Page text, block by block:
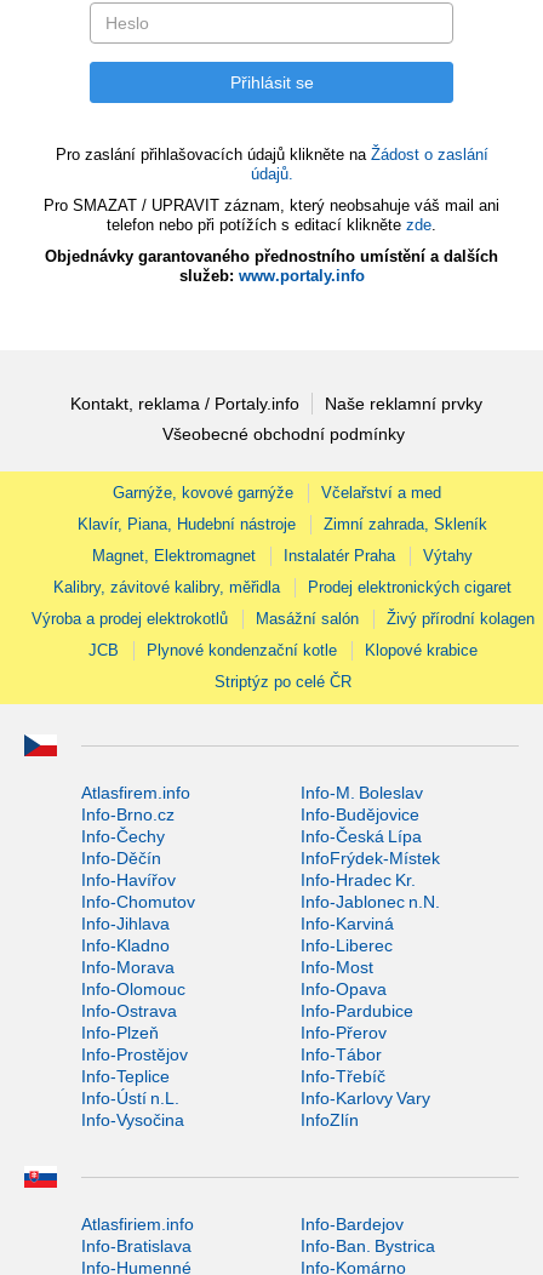
Pro zaslání přihlašovacích údajů klikněte na Žádost o zaslání
údajů.
Pro SMAZAT / UPRAVIT záznam, který neobsahuje váš mail ani
telefon nebo při potížích s editací klikněte zde.
Objednávky garantovaného přednostního umístění a dalších
služeb: www.portaly.info
Kontakt, reklama / Portaly.info
Naše reklamní prvky
Všeobecné obchodní podmínky
Garnýže, kovové garnýže
Včelařství a med
Klavír, Piana, Hudební nástroje
Zimní zahrada, Skleník
Magnet, Elektromagnet
Instalatér Praha
Výtahy
Kalibry, závitové kalibry, měřidla
Prodej elektronických cigaret
Výroba a prodej elektrokotlů
Masážní salón
Živý přírodní kolagen
JCB
Plynové kondenzační kotle
Klopové krabice
Striptýz po celé ČR
Atlasfirem.info
Info-M. Boleslav
Info-Brno.cz
Info-Budějovice
Info-Čechy
Info-Česká Lípa
Info-Děčín
InfoFrýdek-Místek
Info-Havířov
Info-Hradec Kr.
Info-Chomutov
Info-Jablonec n.N.
Info-Jihlava
Info-Karviná
Info-Kladno
Info-Liberec
Info-Morava
Info-Most
Info-Olomouc
Info-Opava
Info-Ostrava
Info-Pardubice
Info-Plzeň
Info-Přerov
Info-Prostějov
Info-Tábor
Info-Teplice
Info-Třebíč
Info-Ústí n.L.
Info-Karlovy Vary
Info-Vysočina
InfoZlín
Atlasfiriem.info
Info-Bardejov
Info-Bratislava
Info-Ban. Bystrica
Info-Humenné
Info-Komárno